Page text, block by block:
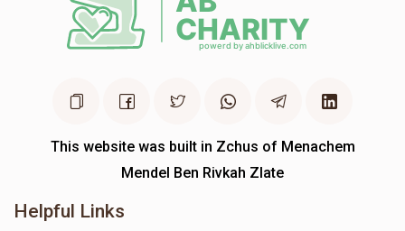
This website was built in Zchus of Menachem
Mendel Ben Rivkah Zlate
Helpful Links